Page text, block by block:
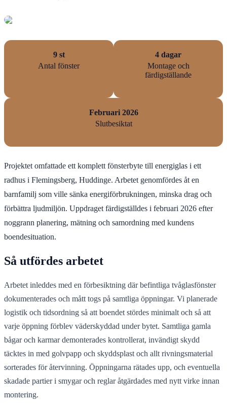
9 st
Antal fönster
4 dagar
Montage och
färdigställande
Februari 2026
Slutbesiktat
Projektet omfattade ett komplett fönsterbyte till energiglas i ett
radhus i Flemingsberg, Huddinge. Arbetet genomfördes åt en
barnfamilj som ville sänka energiförbrukningen, minska drag och
förbättra ljudmiljön. Uppdraget färdigställdes i februari 2026 efter
noggrann planering, mätning och samordning med kundens
boendesituation.
Så utfördes arbetet
Arbetet inleddes med en förbesiktning där befintliga tvåglasfönster
dokumenterades och mått togs på samtliga öppningar. Vi planerade
logistik och tidsordning så att boendet stördes minimalt och så att
varje öppning förblev väderskyddad under bytet. Samtliga gamla
bågar och karmar demonterades kontrollerat, invändigt skydd
täcktes in med golvpapp och skyddsplast och allt rivningsmaterial
sorterades för återvinning. Öppningarna rätades upp, och eventuella
skadade partier i smygar och reglar åtgärdades med nytt virke innan
montering.